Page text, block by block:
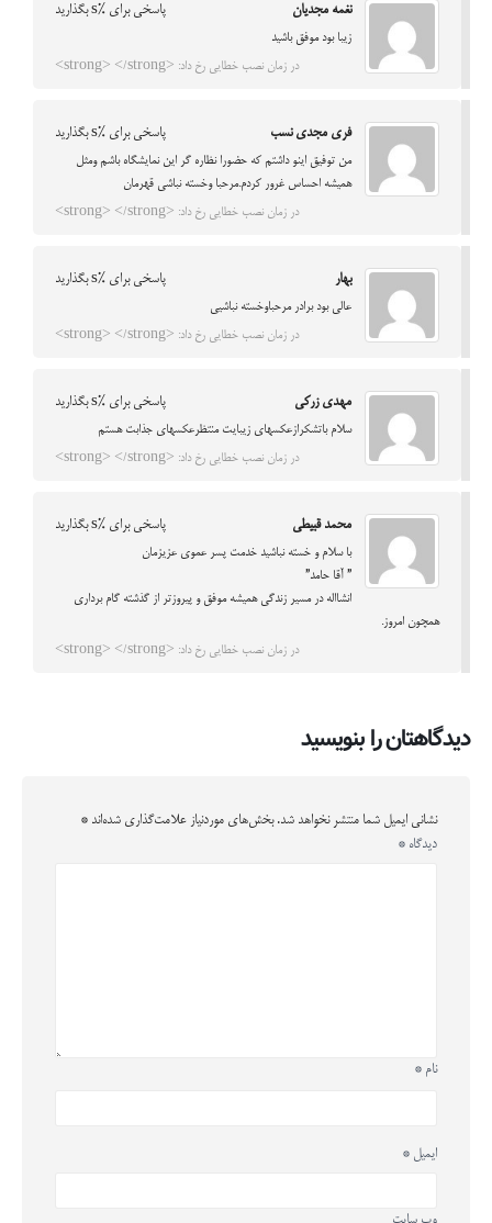
نغمه مجدیان پاسخی برای %s بگذارید
زیبا بود موفق باشید
در زمان نصب خطایی رخ داد: <strong> </strong>
فری مجدی نسب پاسخی برای %s بگذارید
من توفیق اینو داشتم که حضورا نظاره گر این نمایشگاه باشم ومثل
همیشه احساس غرور کردم.مرحبا وخسته نباشی قهرمان
در زمان نصب خطایی رخ داد: <strong> </strong>
بهار پاسخی برای %s بگذارید
عالی بود برادر مرحباوخسته نباشیی
در زمان نصب خطایی رخ داد: <strong> </strong>
مهدی زرکی پاسخی برای %s بگذارید
سلام باتشکرازعکسهای زیبایت منتظرعکسهای جذابت هستم
در زمان نصب خطایی رخ داد: <strong> </strong>
محمد قبیطی پاسخی برای %s بگذارید
با سلام و خسته نباشید خدمت پسر عموی عزیزمان
” آقا حامد”
انشااله در مسیر زندگی همیشه موفق و پیروزتر از گذشته گام برداری
همچون امروز.
در زمان نصب خطایی رخ داد: <strong> </strong>
دیدگاهتان را بنویسید
نشانی ایمیل شما منتشر نخواهد شد. بخش‌های موردنیاز علامت‌گذاری شده‌اند *
دیدگاه *
نام *
ایمیل *